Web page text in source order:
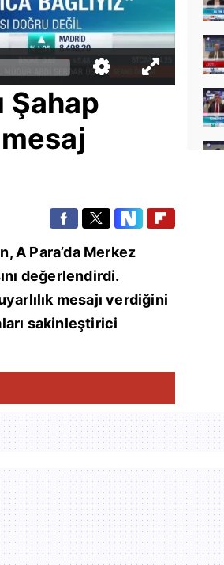
Şahap
A Para’da Merkez
değerlendirdi.
mesajı verdiğini
sakinleştirici